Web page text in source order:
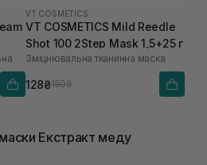
VT COSMETICS
VT COSMETICS Mild Reedle
Shot 100 2Step Mask 1,5+25 г
Зміцнювальна тканинна маска
128₴150₴
маски Екстракт меду